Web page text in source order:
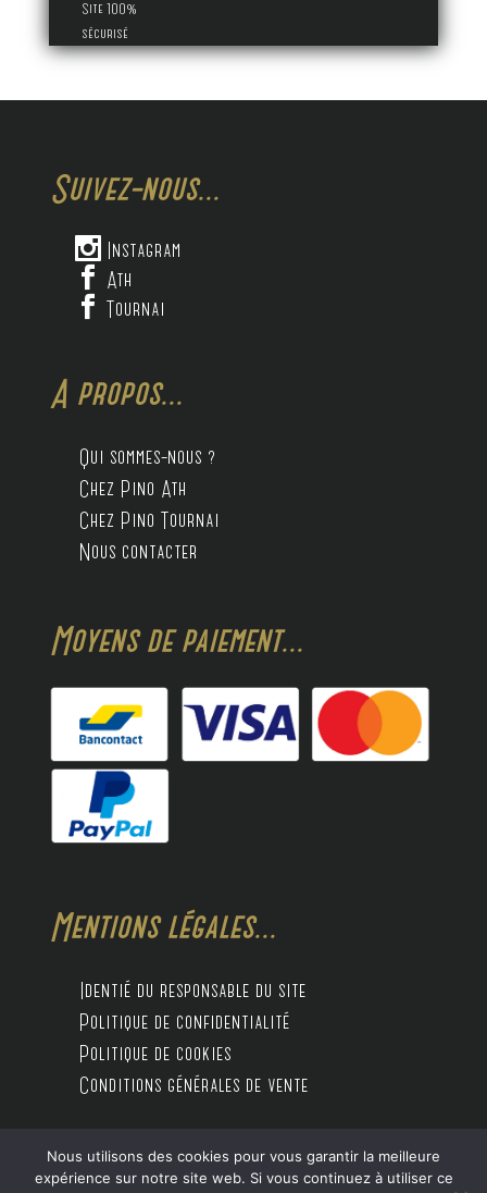
Site 100%
sécurisé
Suivez-nous...
 Instagram
 Ath
 Tournai
A propos...
Qui sommes-nous ?
Chez Pino Ath
Chez Pino Tournai
Nous contacter
Moyens de paiement...
Mentions légales...
Identié du responsable du site
Politique de confidentialité
Politique de cookies
Conditions générales de vente
Design by Digitalife
Nous utilisons des cookies pour vous garantir la meilleure
expérience sur notre site web. Si vous continuez à utiliser ce